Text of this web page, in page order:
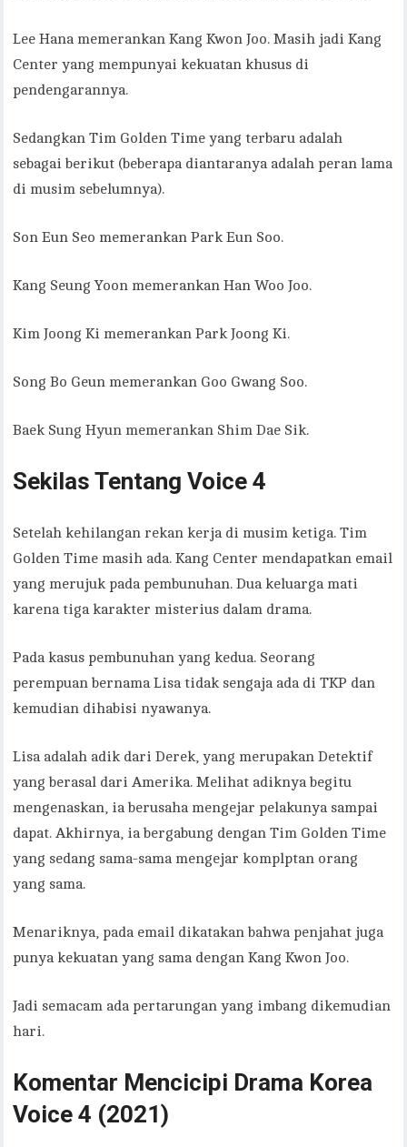
Lee Hana memerankan Kang Kwon Joo. Masih jadi Kang
Center yang mempunyai kekuatan khusus di
pendengarannya.
Sedangkan Tim Golden Time yang terbaru adalah
sebagai berikut (beberapa diantaranya adalah peran lama
di musim sebelumnya).
Son Eun Seo memerankan Park Eun Soo.
Kang Seung Yoon memerankan Han Woo Joo.
Kim Joong Ki memerankan Park Joong Ki.
Song Bo Geun memerankan Goo Gwang Soo.
Baek Sung Hyun memerankan Shim Dae Sik.
Sekilas Tentang Voice 4
Setelah kehilangan rekan kerja di musim ketiga. Tim
Golden Time masih ada. Kang Center mendapatkan email
yang merujuk pada pembunuhan. Dua keluarga mati
karena tiga karakter misterius dalam drama.
Pada kasus pembunuhan yang kedua. Seorang
perempuan bernama Lisa tidak sengaja ada di TKP dan
kemudian dihabisi nyawanya.
Lisa adalah adik dari Derek, yang merupakan Detektif
yang berasal dari Amerika. Melihat adiknya begitu
mengenaskan, ia berusaha mengejar pelakunya sampai
dapat. Akhirnya, ia bergabung dengan Tim Golden Time
yang sedang sama-sama mengejar komplptan orang
yang sama.
Menariknya, pada email dikatakan bahwa penjahat juga
punya kekuatan yang sama dengan Kang Kwon Joo.
Jadi semacam ada pertarungan yang imbang dikemudian
hari.
Komentar Mencicipi Drama Korea
Voice 4 (2021)